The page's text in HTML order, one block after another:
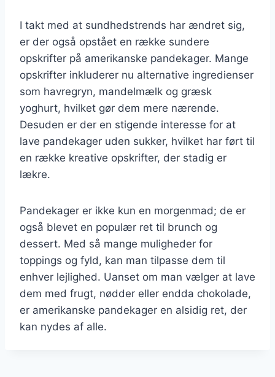
I takt med at sundhedstrends har ændret sig,
er der også opstået en række sundere
opskrifter på amerikanske pandekager. Mange
opskrifter inkluderer nu alternative ingredienser
som havregryn, mandelmælk og græsk
yoghurt, hvilket gør dem mere nærende.
Desuden er der en stigende interesse for at
lave pandekager uden sukker, hvilket har ført til
en række kreative opskrifter, der stadig er
lækre.
Pandekager er ikke kun en morgenmad; de er
også blevet en populær ret til brunch og
dessert. Med så mange muligheder for
toppings og fyld, kan man tilpasse dem til
enhver lejlighed. Uanset om man vælger at lave
dem med frugt, nødder eller endda chokolade,
er amerikanske pandekager en alsidig ret, der
kan nydes af alle.